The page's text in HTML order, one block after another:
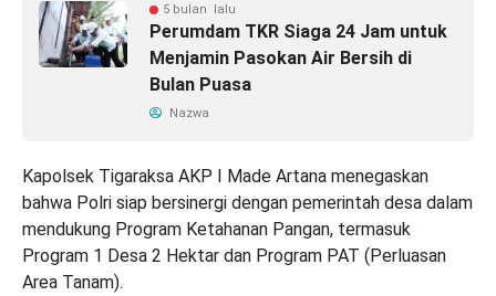
5 bulan lalu
Perumdam TKR Siaga 24 Jam untuk
Menjamin Pasokan Air Bersih di
Bulan Puasa
Nazwa
Kapolsek Tigaraksa AKP I Made Artana menegaskan
bahwa Polri siap bersinergi dengan pemerintah desa dalam
mendukung Program Ketahanan Pangan, termasuk
Program 1 Desa 2 Hektar dan Program PAT (Perluasan
Area Tanam).